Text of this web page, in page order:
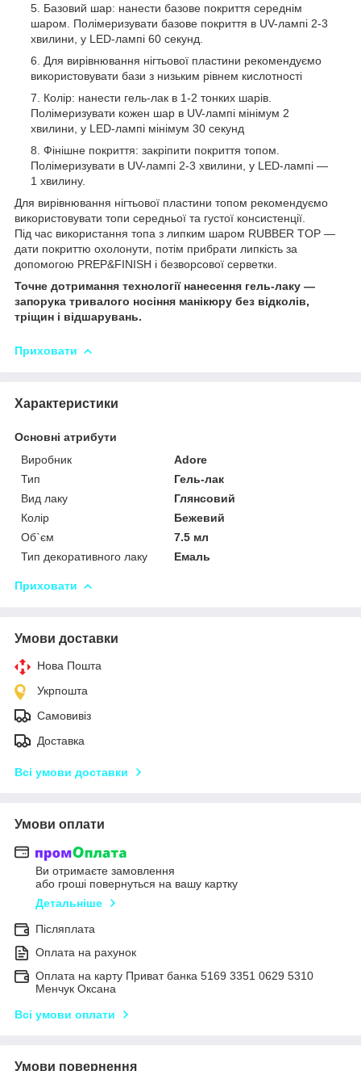
Базовий шар: нанести базове покриття середнім
шаром. Полімеризувати базове покриття в UV-лампі 2-3
хвилини, у LED-лампі 60 секунд.
Для вирівнювання нігтьової пластини рекомендуємо
використовувати бази з низьким рівнем кислотності
Колір: нанести гель-лак в 1-2 тонких шарів.
Полімеризувати кожен шар в UV-лампі мінімум 2
хвилини, у LED-лампі мінімум 30 секунд
Фінішне покриття: закріпити покриття топом.
Полімеризувати в UV-лампі 2-3 хвилини, у LED-лампі —
1 хвилину.
Для вирівнювання нігтьової пластини топом рекомендуємо
використовувати топи середньої та густої консистенції.
Під час використання топа з липким шаром RUBBER TOP —
дати покриттю охолонути, потім прибрати липкість за
допомогою PREP&FINISH і безворсової серветки.
Точне дотримання технології нанесення гель-лаку —
запорука тривалого носіння манікюру без відколів,
тріщин і відшарувань.
Приховати
Характеристики
Основні атрибути
Виробник
Adore
Тип
Гель-лак
Вид лаку
Глянсовий
Колір
Бежевий
Об`єм
7.5 мл
Тип декоративного лаку
Емаль
Приховати
Умови доставки
Нова Пошта
Укрпошта
Самовивіз
Доставка
Всі умови доставки
Умови оплати
Ви отримаєте замовлення
або гроші повернуться на вашу картку
Детальніше
Післяплата
Оплата на рахунок
Оплата на карту Приват банка 5169 3351 0629 5310
Менчук Оксана
Всі умови оплати
Умови повернення